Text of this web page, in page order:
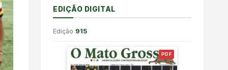
EDIÇÃO DIGITAL
Edição 915
PDF